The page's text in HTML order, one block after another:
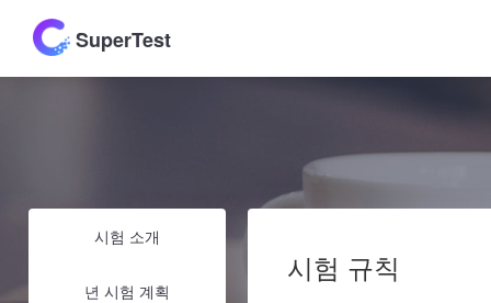
SuperTest
시험 소개
년 시험 계획
시험 규칙